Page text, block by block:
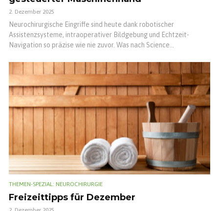
2. Dezember 2025
Neurochirurgische Eingriffe sind heute dank robotischer
Assistenzsysteme, intraoperativer Bildgebung und Echtzeit-
Navigation so präzise wie nie zuvor. Was nach Science...
THEMEN-SPEZIAL: NEUROCHIRURGIE
Freizeittipps für Dezember